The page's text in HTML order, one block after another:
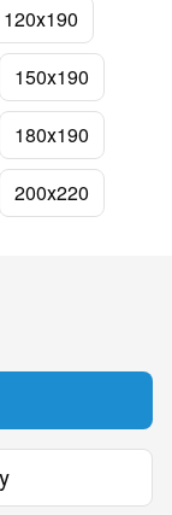
120х190
150х190
180х190
200х220